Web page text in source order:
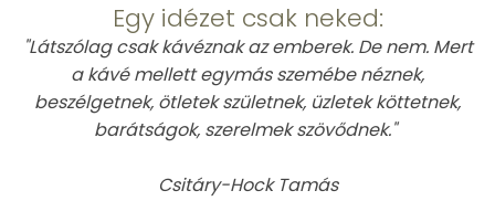
Egy idézet csak neked:
"Látszólag csak kávéznak az emberek. De nem. Mert
a kávé mellett egymás szemébe néznek,
beszélgetnek, ötletek születnek, üzletek köttetnek,
barátságok, szerelmek szövődnek."
Csitáry-Hock Tamás